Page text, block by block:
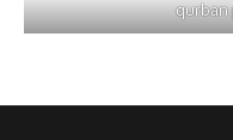
qurban